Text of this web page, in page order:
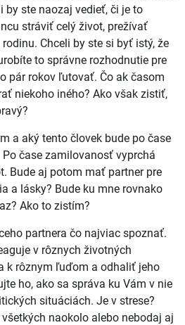
by ste naozaj vedieť, či je to
stráviť celý život, prežívať
Chceli by ste si byť istý, že
to správne rozhodnutie pre
pár rokov ľutovať. Čo ak časom
niekoho iného? Ako však zistiť,
a aký tento človek bude po čase
čase zamilovanosť vyprchá
Bude aj potom mať partner pre
a lásky? Bude ku mne rovnako
Ako to zistím?
partnera čo najviac spoznať.
v rôznych životných
k rôznym ľuďom a odhaliť jeho
ho, ako sa správa ku Vám v nie
situáciách. Je v strese?
naokolo alebo nebodaj aj